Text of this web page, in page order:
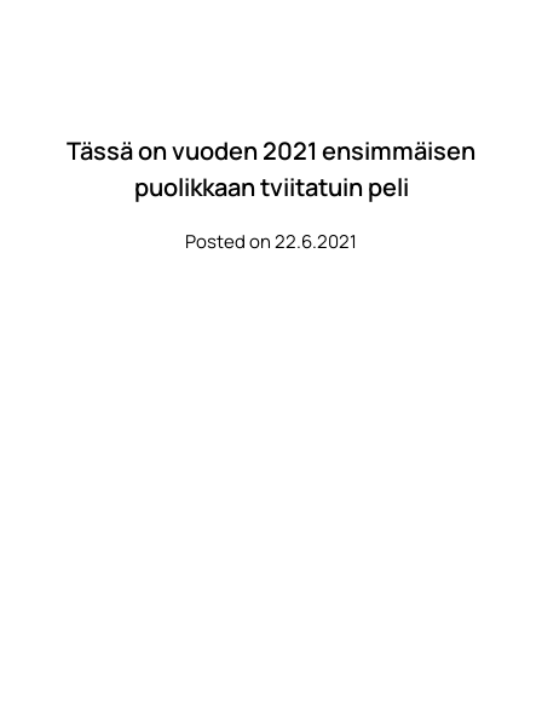
Tässä on vuoden 2021 ensimmäisen
puolikkaan tviitatuin peli
Posted on 22.6.2021